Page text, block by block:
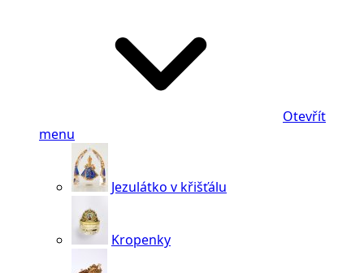
Otevřít
menu
Jezulátko v křišťálu
Kropenky